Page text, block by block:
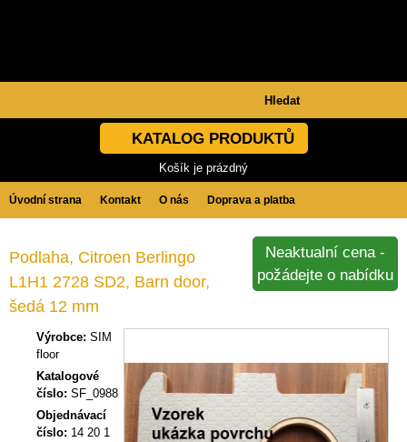
KATALOG PRODUKTŮ
Košík je prázdný
Úvodní strana Kontakt O nás Doprava a platba
Podlaha, Citroen Berlingo
L1H1 2728 SD2, Barn door,
šedá 12 mm
Výrobce: SIM
floor
Katalogové
číslo: SF_0988
Objednávací
číslo: 14 20 1
Neaktualní cena -
požádejte o nabídku